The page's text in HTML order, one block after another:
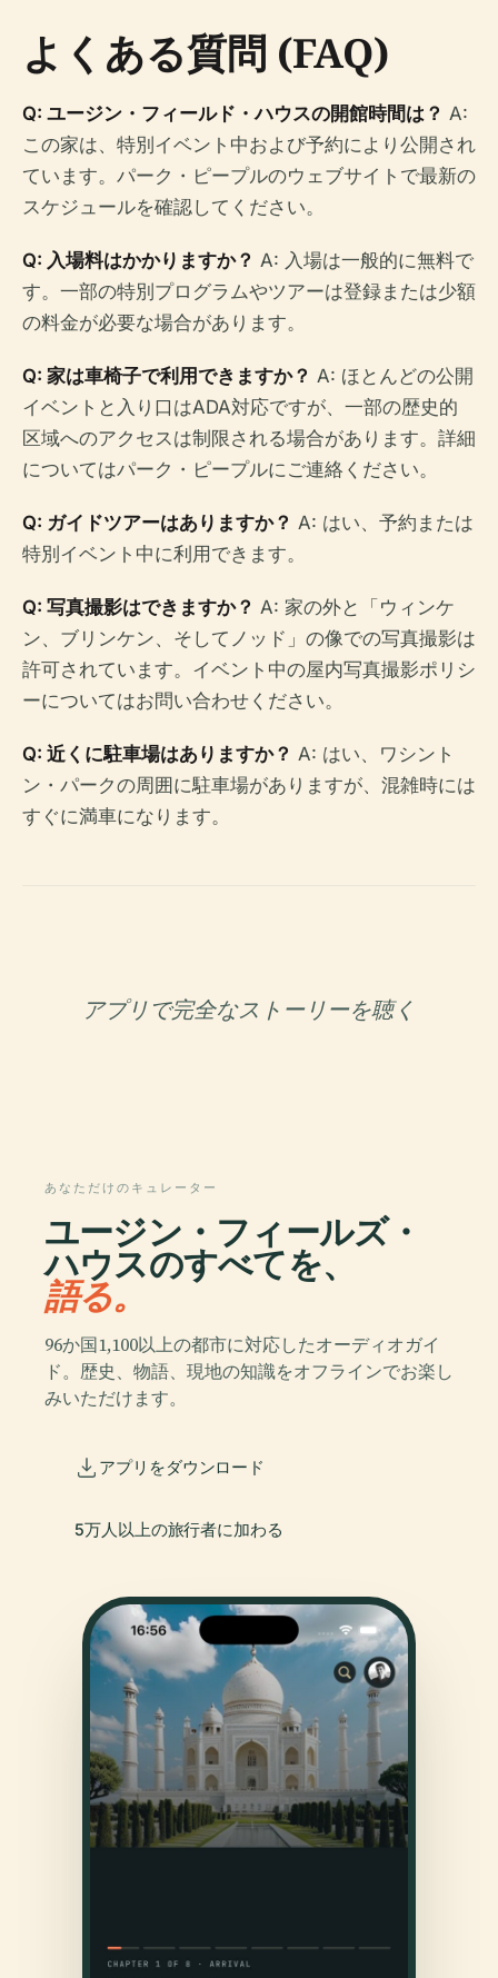
よくある質問 (FAQ)
Q: ユージン・フィールド・ハウスの開館時間は？ A:
この家は、特別イベント中および予約により公開され
ています。パーク・ピープルのウェブサイトで最新の
スケジュールを確認してください。
Q: 入場料はかかりますか？ A: 入場は一般的に無料で
す。一部の特別プログラムやツアーは登録または少額
の料金が必要な場合があります。
Q: 家は車椅子で利用できますか？ A: ほとんどの公開
イベントと入り口はADA対応ですが、一部の歴史的
区域へのアクセスは制限される場合があります。詳細
についてはパーク・ピープルにご連絡ください。
Q: ガイドツアーはありますか？ A: はい、予約または
特別イベント中に利用できます。
Q: 写真撮影はできますか？ A: 家の外と「ウィンケ
ン、ブリンケン、そしてノッド」の像での写真撮影は
許可されています。イベント中の屋内写真撮影ポリシ
ーについてはお問い合わせください。
Q: 近くに駐車場はありますか？ A: はい、ワシント
ン・パークの周囲に駐車場がありますが、混雑時には
すぐに満車になります。
アプリで完全なストーリーを聴く
あなただけのキュレーター
ユージン・フィールズ・
ハウスのすべてを、
語る。
96か国1,100以上の都市に対応したオーディオガイ
ド。歴史、物語、現地の知識をオフラインでお楽し
みいただけます。
アプリをダウンロード
5万人以上の旅行者に加わる